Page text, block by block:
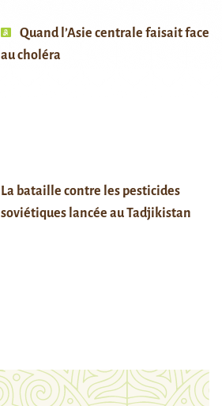
Quand l’Asie centrale faisait face
au choléra
La bataille contre les pesticides
soviétiques lancée au Tadjikistan